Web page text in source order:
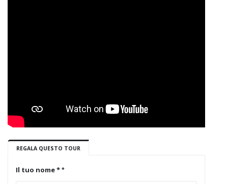
REGALA QUESTO TOUR
Il tuo nome *